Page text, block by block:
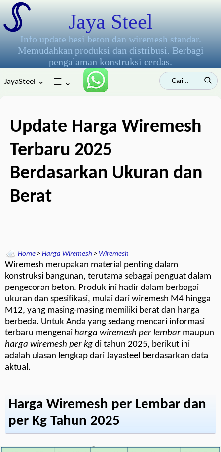
Jaya Steel
Info update besi beton dan wiremesh standar.
Memudahkan produksi dan distribusi. Berbagi
pengalaman konstruksi cerdas.
JayaSteel ⌄ ☰ ⌄
Update Harga Wiremesh
Terbaru 2025
Berdasarkan Ukuran dan
Berat
Home > Harga Wiremesh > Wiremesh
Wiremesh merupakan material penting dalam
konstruksi bangunan, terutama sebagai penguat dalam
pengecoran beton. Produk ini hadir dalam berbagai
ukuran dan spesifikasi, mulai dari wiremesh M4 hingga
M12, yang masing-masing memiliki berat dan harga
berbeda. Untuk Anda yang sedang mencari informasi
terbaru mengenai harga wiremesh per lembar maupun
harga wiremesh per kg di tahun 2025, berikut ini
adalah ulasan lengkap dari Jayasteel berdasarkan data
aktual.
Harga Wiremesh per Lembar dan
per Kg Tahun 2025